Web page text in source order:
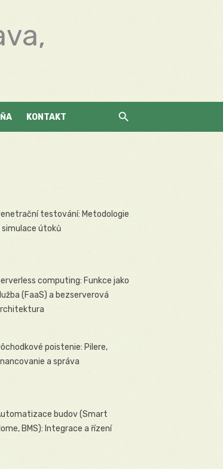
KONTAKT
testování: Metodologie
simulace útoků
computing: Funkce jako
(FaaS) a bezserverová
poistenie: Pilere,
a správa
budov (Smart
BMS): Integrace a řízení